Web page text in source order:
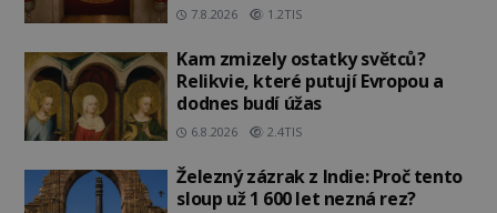
7.8.2026 1.2TIS
Kam zmizely ostatky světců?
Relikvie, které putují Evropou a
dodnes budí úžas
6.8.2026 2.4TIS
Železný zázrak z Indie: Proč tento
sloup už 1 600 let nezná rez?